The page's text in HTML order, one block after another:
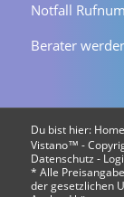
Notfall
Berater
Du bist hier: Home
Vistano™ -
Datenschutz -
* Alle
der gesetzlichen